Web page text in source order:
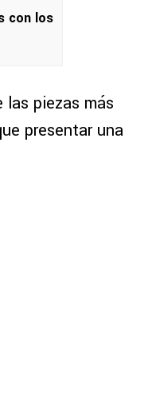
con los
las piezas más
presentar una